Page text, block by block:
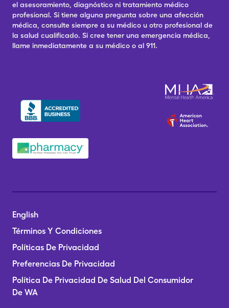
el asesoramiento, diagnóstico ni tratamiento médico
profesional. Si tiene alguna pregunta sobre una afección
médica, consulte siempre a su médico u otro profesional de
la salud cualificado. Si cree tener una emergencia médica,
llame inmediatamente a su médico o al 911.
English
Términos Y Condiciones
Políticas De Privacidad
Preferencias De Privacidad
Política De Privacidad De Salud Del Consumidor
De WA